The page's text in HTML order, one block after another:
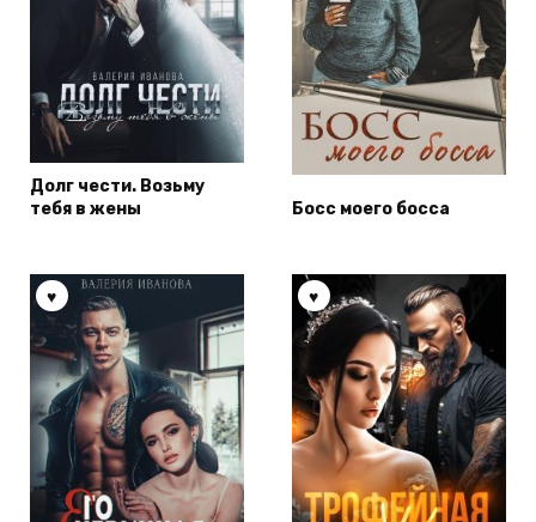
Долг чести. Возьму
тебя в жены
Босс моего босса